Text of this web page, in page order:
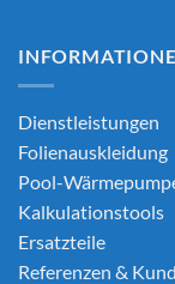
Dienstleistungen
Folienauskleidung
Pool-
Kalkulationstools
Ersatzteile
Referenzen &